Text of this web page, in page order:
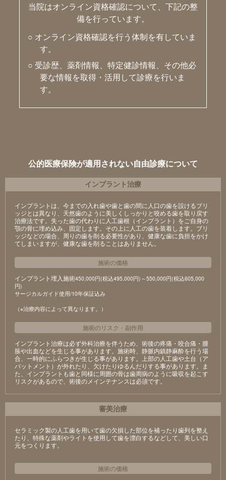
当院はオンライン資格確認について、下記の整
備を行っています。
○ オンライン資格確認を行う体制を有していま
す。
○ 受診歴、薬剤情報、特定健診情報、その他必
要な情報を取得・活用して診療を行いま
す。
公的医療保険が適用されない自由診療について
インプラント治療
インプラントは、今までの入れ歯や歯と歯の間に人口の歯を設けるブリ
ッジとは異なり、天然歯のように美しくしっかりと咬める歯を取り戻す
治療法です。失った歯の代わりに人工歯根（インプラント）をご自身の
顎の骨に埋め込み、固定します。その上に人工の歯を装着します。ブリ
ッジなどの場合、周りの歯を削る必要性があり、健康な歯に負担をかけ
てしまいますが、健康な歯を削ることはありません。
施術の価格
インプラント埋入施術450,000円(税込495,000円)～550,000円(税込605,000
円)
サージカルガイド使用/10年保証込み
（※治療内容によって異なります。）
施術のリスク ・ 副作用
インプラント治療は必ず外科治療を伴うため、術後の疼痛・咬合痛・腫
脹や出血などを生じる事があります。施術時、静脈内鎮静麻酔を行う場
合、一時的にふらつきが生じる事があります。上部の人工歯や土台（ア
バットメント）が外れたり、欠けたりゆるんだりする事があります。ま
た、インプラントも歯と同様に周囲の骨は歯周病のように吸収を起こす
リスクがあるので、術後のメインテナンスは必須です。
審美治療
セラミック製の⼈⼯⻭を⽤いて⻭の⽋損した部位を補ったり⻭列を整え
たり、特殊な薬剤やライトを使⽤して⻭を漂⽩するなどして、美しい⼝
元をつくります。
施術の価格